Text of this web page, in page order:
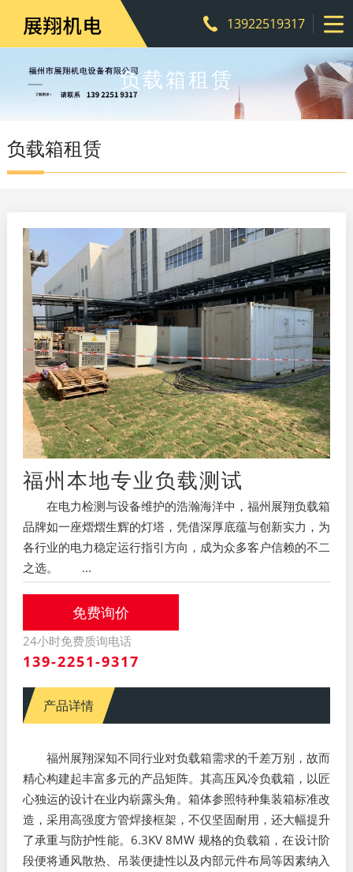
13922519317
负载箱租赁
负载箱租赁
福州本地专业负载测试
在电力检测与设备维护的浩瀚海洋中，福州展翔负载箱
品牌如一座熠熠生辉的灯塔，凭借深厚底蕴与创新实力，为
各行业的电力稳定运行指引方向，成为众多客户信赖的不二
之选。​ ...
免费询价
24小时免费质询电话
139-2251-9317
产品详情
福州展翔深知不同行业对负载箱需求的千差万别，故而
精心构建起丰富多元的产品矩阵。其高压风冷负载箱，以匠
心独运的设计在业内崭露头角。箱体参照特种集装箱标准改
造，采用高强度方管焊接框架，不仅坚固耐用，还大幅提升
了承重与防护性能。6.3KV 8MW 规格的负载箱，在设计阶
段便将通风散热、吊装便捷性以及内部元件布局等因素纳入